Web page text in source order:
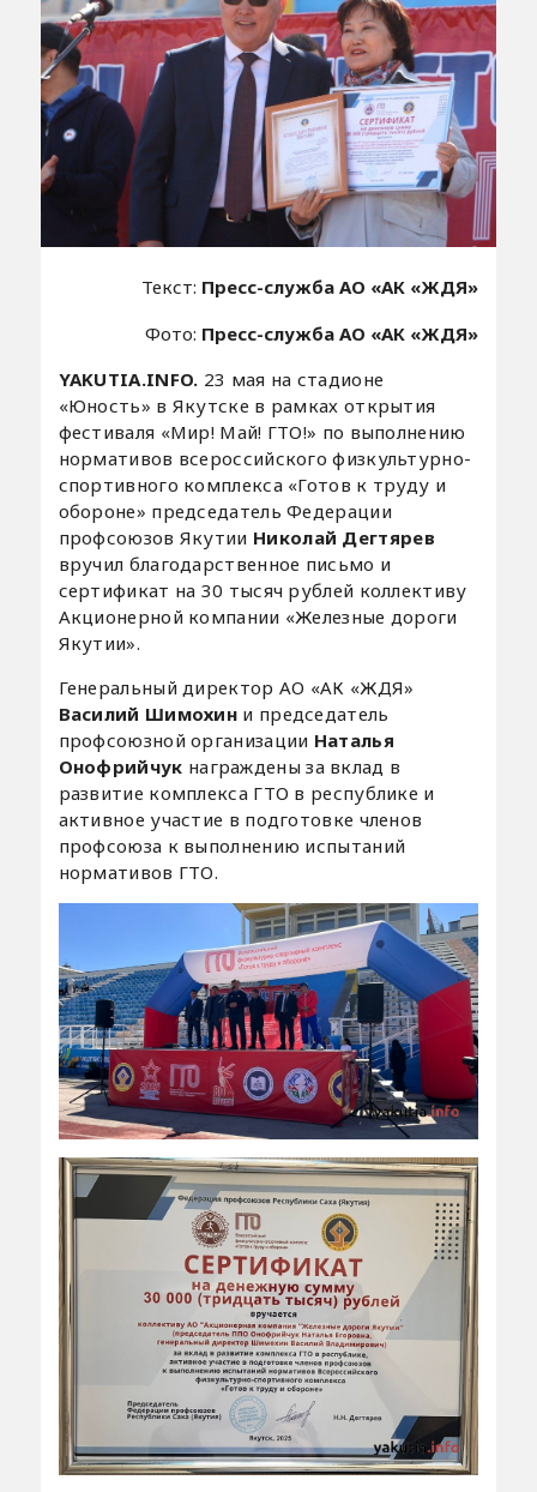
Текст: Пресс-служба АО «АК «ЖДЯ»
Фото: Пресс-служба АО «АК «ЖДЯ»
YAKUTIA.INFO. 23 мая на стадионе
«Юность» в Якутске в рамках открытия
фестиваля «Мир! Май! ГТО!» по выполнению
нормативов всероссийского физкультурно-
спортивного комплекса «Готов к труду и
обороне» председатель Федерации
профсоюзов Якутии Николай Дегтярев
вручил благодарственное письмо и
сертификат на 30 тысяч рублей коллективу
Акционерной компании «Железные дороги
Якутии».
Генеральный директор АО «АК «ЖДЯ»
Василий Шимохин и председатель
профсоюзной организации Наталья
Онофрийчук награждены за вклад в
развитие комплекса ГТО в республике и
активное участие в подготовке членов
профсоюза к выполнению испытаний
нормативов ГТО.